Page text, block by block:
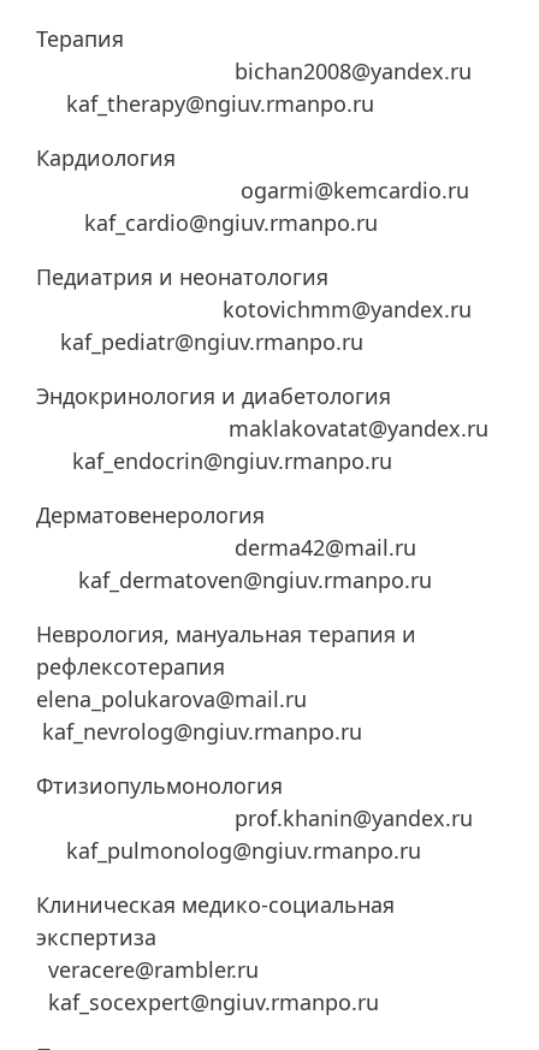
Терапия
bichan2008@yandex.ru
kaf_therapy@ngiuv.rmanpo.ru
Кардиология
ogarmi@kemcardio.ru
kaf_cardio@ngiuv.rmanpo.ru
Педиатрия и неонатология
kotovichmm@yandex.ru
kaf_pediatr@ngiuv.rmanpo.ru
Эндокринология и диабетология
maklakovatat@yandex.ru
kaf_endocrin@ngiuv.rmanpo.ru
Дерматовенерология
derma42@mail.ru
kaf_dermatoven@ngiuv.rmanpo.ru
Неврология, мануальная терапия и
рефлексотерапия
elena_polukarova@mail.ru
kaf_nevrolog@ngiuv.rmanpo.ru
Фтизиопульмонология
prof.khanin@yandex.ru
kaf_pulmonolog@ngiuv.rmanpo.ru
Клиническая медико-социальная
экспертиза
veracere@rambler.ru
kaf_socexpert@ngiuv.rmanpo.ru